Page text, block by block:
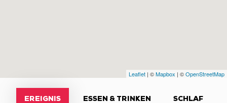
Leaflet | ©Mapbox | ©OpenStreetMap
EREIGNIS ESSEN & TRINKEN SCHLAF